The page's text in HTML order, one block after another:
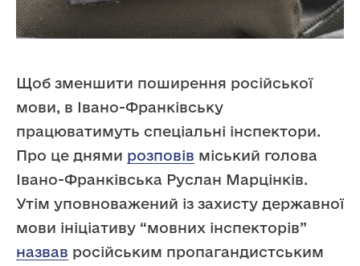
Щоб зменшити поширення російської
мови, в Івано-Франківську
працюватимуть спеціальні інспектори.
Про це днями розповів міський голова
Івано-Франківська Руслан Марцінків.
Утім уповноважений із захисту державної
мови ініціативу “мовних інспекторів”
назвав російським пропагандистським